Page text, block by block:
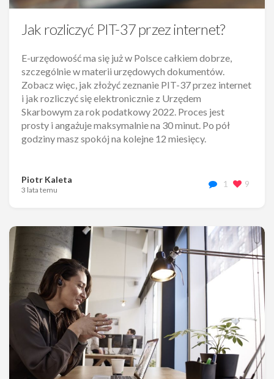
Jak rozliczyć PIT-37 przez internet?
E-urzędowość ma się już w Polsce całkiem dobrze,
szczególnie w materii urzędowych dokumentów.
Zobacz więc, jak złożyć zeznanie PIT-37 przez internet
i jak rozliczyć się elektronicznie z Urzędem
Skarbowym za rok podatkowy 2022. Proces jest
prosty i angażuje maksymalnie na 30 minut. Po pół
godziny masz spokój na kolejne 12 miesięcy.
Piotr Kaleta
3 lata temu
1 9